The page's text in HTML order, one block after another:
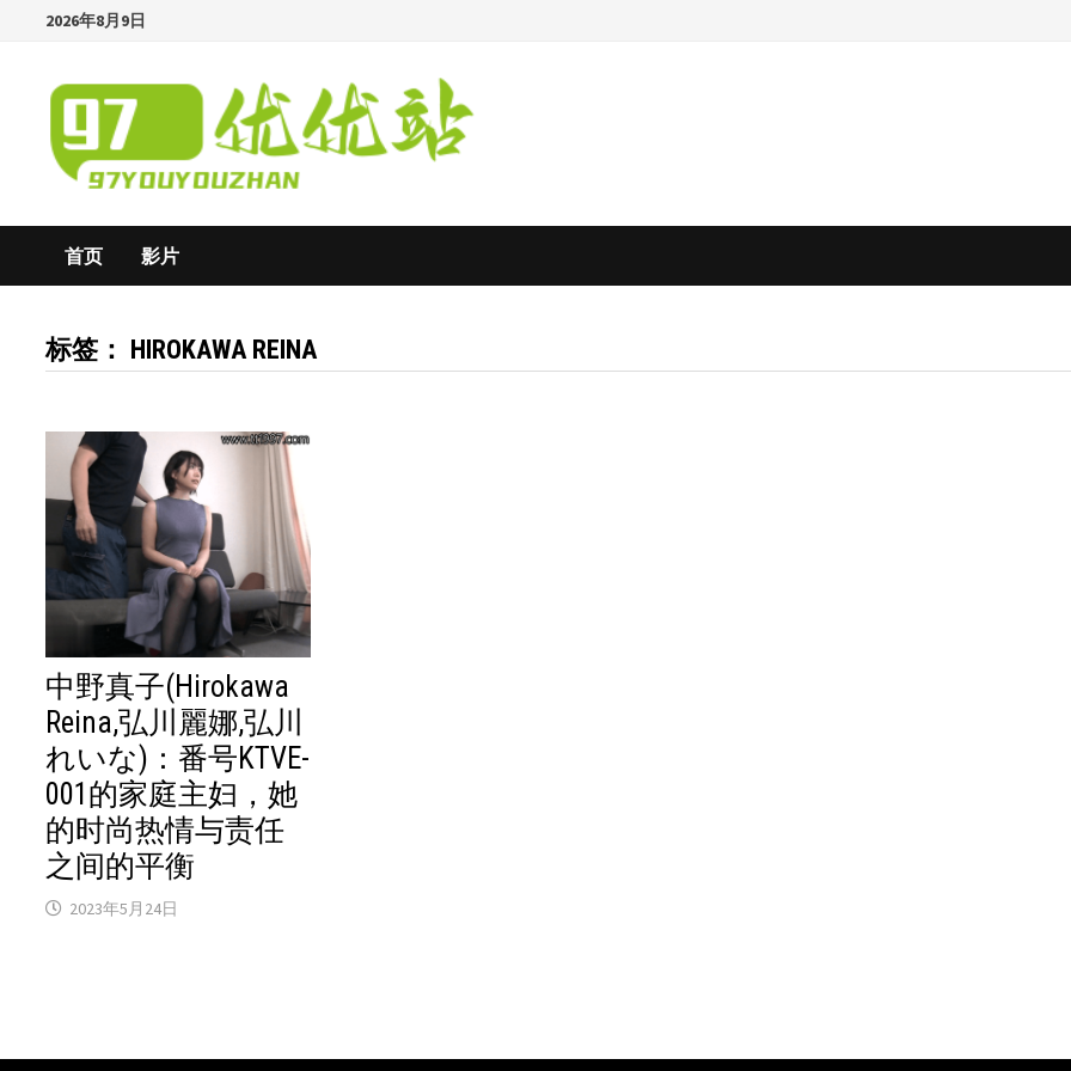
content
2026年8月9日
首页 影片
标签： HIROKAWA REINA
中野真子(Hirokawa
Reina,弘川麗娜,弘川
れいな)：番号KTVE-
001的家庭主妇，她
的时尚热情与责任
之间的平衡
2023年5月24日